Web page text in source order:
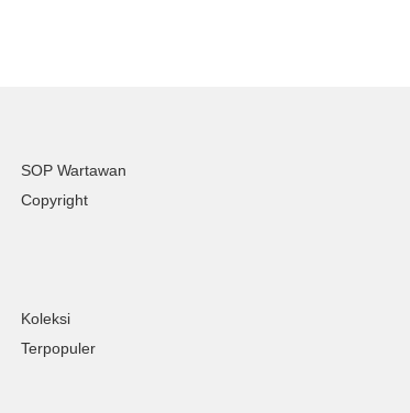
SOP Wartawan
Copyright
Koleksi
Terpopuler